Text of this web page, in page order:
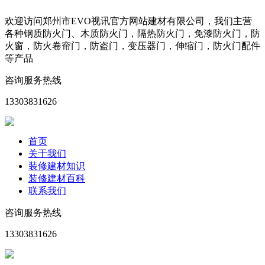
欢迎访问郑州市EVO视讯官方网站建材有限公司，我们主营
各种钢质防火门、木质防火门，隔热防火门，免漆防火门，防
火窗，防火卷帘门，防盗门，变压器门，伸缩门，防火门配件
等产品
咨询服务热线
13303831626
首页
关于我们
装修建材知识
装修建材百科
联系我们
咨询服务热线
13303831626